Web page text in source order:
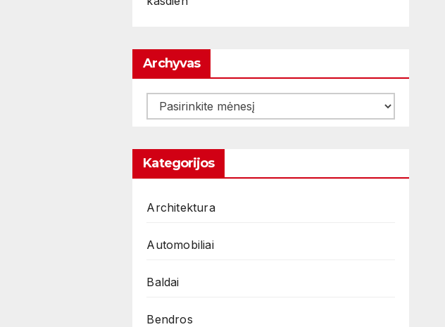
Archyvas
Archyvas
Kategorijos
Architektura
Automobiliai
Baldai
Bendros